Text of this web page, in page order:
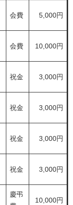
会費 5,000円
会費 10,000円
祝金 3,000円
祝金 3,000円
祝金 3,000円
祝金 3,000円
慶弔
10,000円